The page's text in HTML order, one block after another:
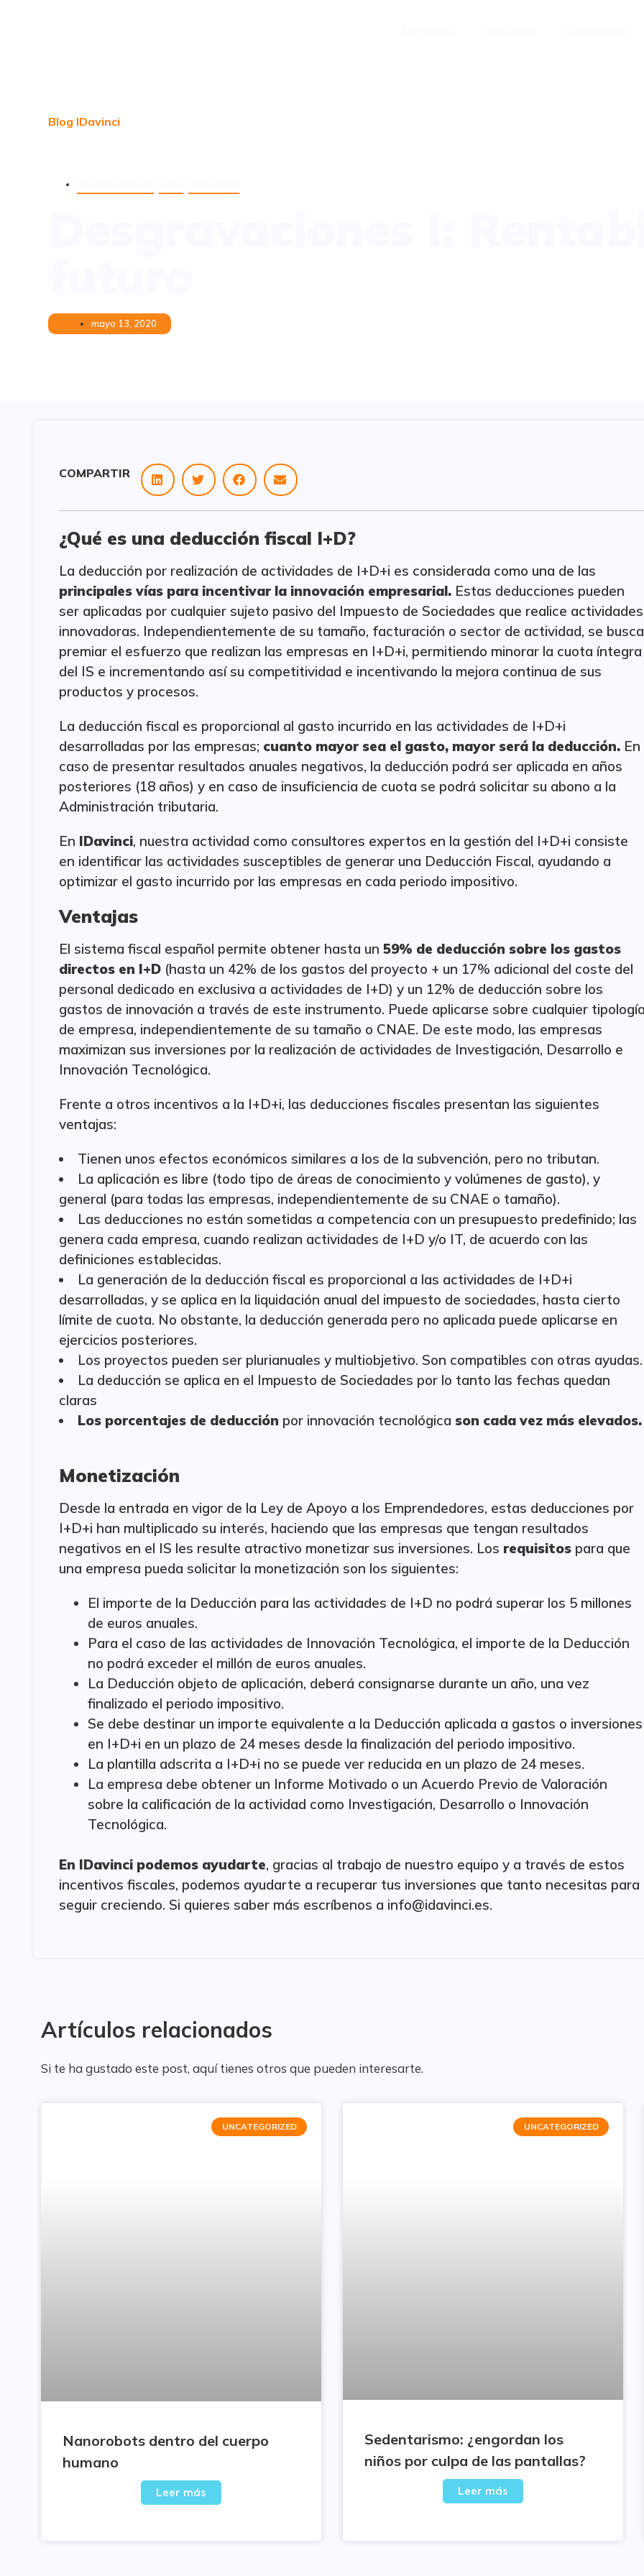
Blog IDavinci
mayo 13, 2020
COMPARTIR
¿Qué es una deducción fiscal I+D?
La deducción por realización de actividades de I+D+i es considerada como una de las
principales vías para incentivar la innovación empresarial. Estas deducciones pueden
ser aplicadas por cualquier sujeto pasivo del Impuesto de Sociedades que realice actividades
innovadoras. Independientemente de su tamaño, facturación o sector de actividad, se busca
premiar el esfuerzo que realizan las empresas en I+D+i, permitiendo minorar la cuota íntegra
del IS e incrementando así su competitividad e incentivando la mejora continua de sus
productos y procesos.
La deducción fiscal es proporcional al gasto incurrido en las actividades de I+D+i
desarrolladas por las empresas; cuanto mayor sea el gasto, mayor será la deducción. En
caso de presentar resultados anuales negativos, la deducción podrá ser aplicada en años
posteriores (18 años) y en caso de insuficiencia de cuota se podrá solicitar su abono a la
Administración tributaria.
En IDavinci, nuestra actividad como consultores expertos en la gestión del I+D+i consiste
en identificar las actividades susceptibles de generar una Deducción Fiscal, ayudando a
optimizar el gasto incurrido por las empresas en cada periodo impositivo.
Ventajas
El sistema fiscal español permite obtener hasta un 59% de deducción sobre los gastos
directos en I+D (hasta un 42% de los gastos del proyecto + un 17% adicional del coste del
personal dedicado en exclusiva a actividades de I+D) y un 12% de deducción sobre los
gastos de innovación a través de este instrumento. Puede aplicarse sobre cualquier
de empresa, independientemente de su tamaño o CNAE. De este modo, las empresas
maximizan sus inversiones por la realización de actividades de Investigación, Desarrollo e
Innovación Tecnológica.
Frente a otros incentivos a la I+D+i, las deducciones fiscales presentan las siguientes
ventajas:
Tienen unos efectos económicos similares a los de la subvención, pero no tributan.
La aplicación es libre (todo tipo de áreas de conocimiento y volúmenes de gasto), y
general (para todas las empresas, independientemente de su CNAE o tamaño).
Las deducciones no están sometidas a competencia con un presupuesto predefinido; las
genera cada empresa, cuando realizan actividades de I+D y/o IT, de acuerdo con las
definiciones establecidas.
La generación de la deducción fiscal es proporcional a las actividades de I+D+i
desarrolladas, y se aplica en la liquidación anual del impuesto de sociedades, hasta cierto
límite de cuota. No obstante, la deducción generada pero no aplicada puede aplicarse en
ejercicios posteriores.
Los proyectos pueden ser plurianuales y multiobjetivo. Son compatibles con otras ayudas.
La deducción se aplica en el Impuesto de Sociedades por lo tanto las fechas quedan
claras
Los porcentajes de deducción por innovación tecnológica son cada vez más elevados.
Monetización
Desde la entrada en vigor de la Ley de Apoyo a los Emprendedores, estas deducciones por
I+D+i han multiplicado su interés, haciendo que las empresas que tengan resultados
negativos en el IS les resulte atractivo monetizar sus inversiones. Los requisitos para que
una empresa pueda solicitar la monetización son los siguientes:
El importe de la Deducción para las actividades de I+D no podrá superar los 5 millones
de euros anuales.
Para el caso de las actividades de Innovación Tecnológica, el importe de la Deducción
no podrá exceder el millón de euros anuales.
La Deducción objeto de aplicación, deberá consignarse durante un año, una vez
finalizado el periodo impositivo.
Se debe destinar un importe equivalente a la Deducción aplicada a gastos o inversiones
en I+D+i en un plazo de 24 meses desde la finalización del periodo impositivo.
La plantilla adscrita a I+D+i no se puede ver reducida en un plazo de 24 meses.
La empresa debe obtener un Informe Motivado o un Acuerdo Previo de Valoración
sobre la calificación de la actividad como Investigación, Desarrollo o Innovación
Tecnológica.
En IDavinci podemos ayudarte, gracias al trabajo de nuestro equipo y a través de estos
incentivos fiscales, podemos ayudarte a recuperar tus inversiones que tanto necesitas para
seguir creciendo. Si quieres saber más escríbenos a info@idavinci.es.
Artículos relacionados
Si te ha gustado este post, aquí tienes otros que pueden interesarte.
UNCATEGORIZED
Nanorobots dentro del cuerpo
humano
Leer más
UNCATEGORIZED
Sedentarismo: ¿engordan los
niños por culpa de las pantallas?
Leer más